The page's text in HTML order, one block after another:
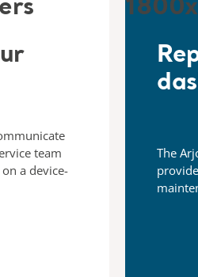
team
a device-
The